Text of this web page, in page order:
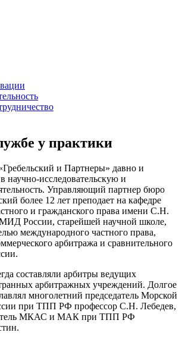
у практики
и Партнеры» давно и
научно-исследовательскую и
Управляющий партнер бюро
более 12 лет преподает на кафедре
и гражданского права имени С.Н.
России, старейшей научной школе,
международного частного права,
арбитража и сравнительного
составляли арбитры ведущих
арбитражных учреждений. Долгое
многолетний председатель Морской
при ТПП РФ профессор С.Н. Лебедев,
МКАС и МАК при ТПП РФ